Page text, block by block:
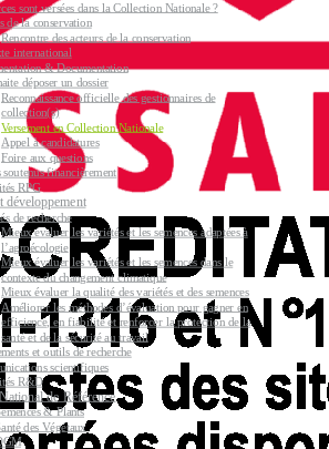
sont versées dans la Collection Nationale ?
de la conservation
Rencontre des acteurs de la conservation
international
& Documentation
déposer un dossier
Reconnaissance officielle des gestionnaires de
collection(s)
Versement en Collection Nationale
Appel à candidatures
Foire aux questions
soutenus financièrement
RPG
développement
de recherche
Mieux évaluer les variétés et les semences adaptées à
l’agroécologie
Mieux évaluer les variétés et les semences dans le
contexte du changement climatique
Mieux évaluer la qualité des variétés et des semences
Améliorer les méthodes d’évaluation pour gagner en
efficience, en fiabilité et renforcer la protection de la
santé et de la sécurité au travail
et outils de recherche
scientifiques
R&D
de Référence
& Plants
des Végétaux